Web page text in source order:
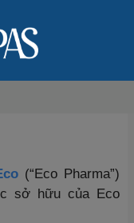
(“Eco Pharma”)
sở hữu của Eco